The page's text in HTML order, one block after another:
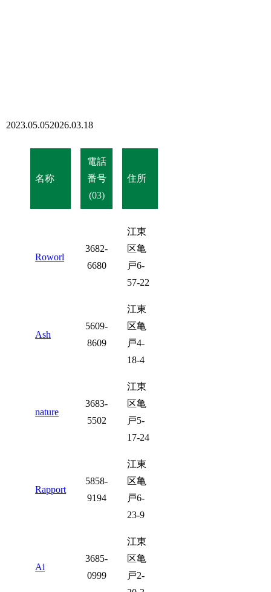
2023.05.052026.03.18
名称
電話
番号
(03)
住所
Roworl
3682-
6680
江東
区亀
戸6-
57-22
Ash
5609-
8609
江東
区亀
戸4-
18-4
nature
3683-
5502
江東
区亀
戸5-
17-24
Rapport
5858-
9194
江東
区亀
戸6-
23-9
Ai
3685-
0999
江東
区亀
戸2-